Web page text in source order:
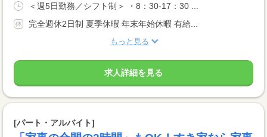
＜週5日勤務／シフト制＞ ・8：30-17：30 ...
完全週休2日制 夏季休暇 年末年始休暇 有給...
もっと見る
求人詳細を見る
[パート・アルバイト]